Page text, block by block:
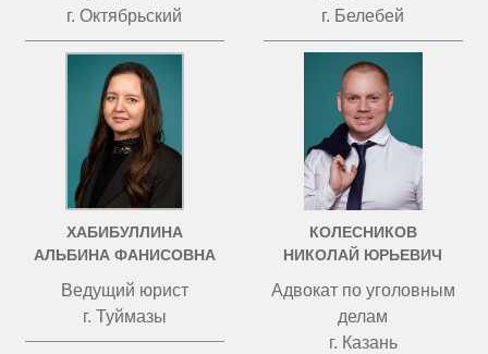
г. Октябрьский
г. Белебей
ХАБИБУЛЛИНА
АЛЬБИНА ФАНИСОВНА
Ведущий юрист
г. Туймазы
КОЛЕСНИКОВ
НИКОЛАЙ ЮРЬЕВИЧ
Адвокат по уголовным
делам
г. Казань